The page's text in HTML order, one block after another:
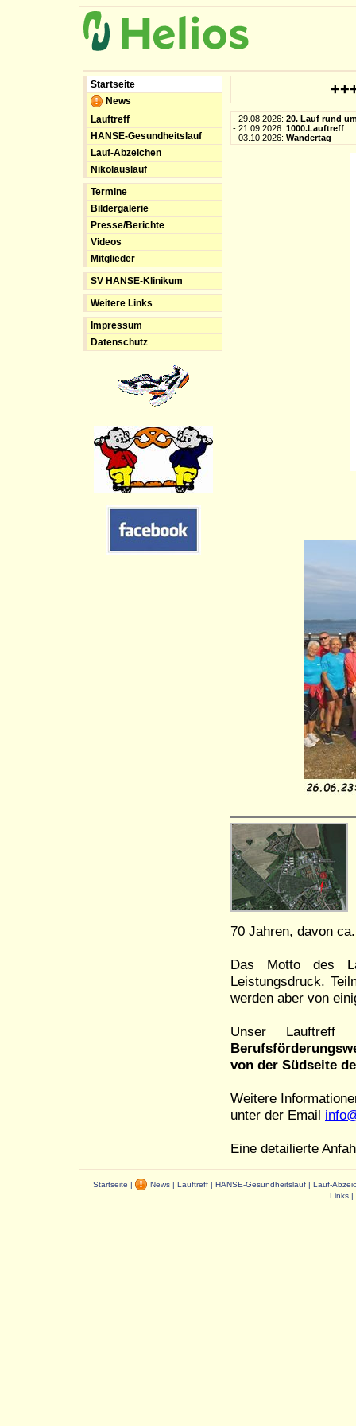
Startseite
News
Lauftreff
HANSE-Gesundheitslauf
Lauf-Abzeichen
Nikolauslauf
Termine
Bildergalerie
Presse/Berichte
Videos
Mitglieder
SV HANSE-Klinikum
Weitere Links
Impressum
Datenschutz
- 29.08.2026: 20. Lauf rund
- 21.09.2026: 1000.Lauftreff
- 03.10.2026: Wandertag
70 Jahren, davon
Das Motto des
Leistungsdruck.
werden aber von
Unser
von der Südseite
Weitere
unter der Email
Eine detailierte
Startseite | News | Lauftreff | HANSE-Gesundheitslauf | Lauf-
Links |